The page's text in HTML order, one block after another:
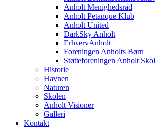
Anholt Menighedsråd
Anholt Petanque Klub
Anholt United
DarkSky Anholt
ErhvervAnholt
Foreningen Anholts Børn
Støtteforeningen Anholt
Historie
Havnen
Naturen
Skolen
Anholt Visioner
Galleri
Kontakt